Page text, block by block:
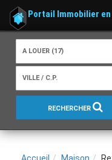
Portail Immobilier en
A LOUER (17)
VILLE / C.P.
RECHERCHER